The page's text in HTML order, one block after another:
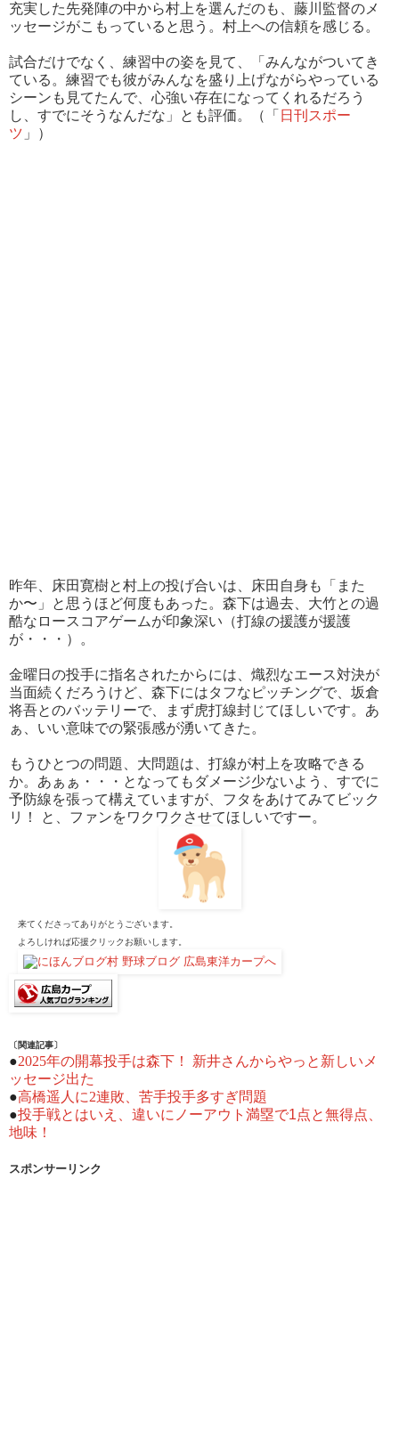
充実した先発陣の中から村上を選んだのも、藤川監督のメ
ッセージがこもっていると思う。村上への信頼を感じる。
試合だけでなく、練習中の姿を見て、「みんながついてき
ている。練習でも彼がみんなを盛り上げながらやっている
シーンも見てたんで、心強い存在になってくれるだろう
し、すでにそうなんだな」とも評価。（「 日刊スポー
ツ 」）
昨年、床田寛樹と村上の投げ合いは、床田自身も「また
か〜」と思うほど何度もあった。森下は過去、大竹との過
酷なロースコアゲームが印象深い（打線の援護が援護
が・・・）。
金曜日の投手に指名されたからには、熾烈なエース対決が
当面続くだろうけど、森下にはタフなピッチングで、坂倉
将吾とのバッテリーで、まず虎打線封じてほしいです。あ
ぁ、いい意味での緊張感が湧いてきた。
もうひとつの問題、大問題は、打線が村上を攻略できる
か。あぁぁ・・・となってもダメージ少ないよう、すでに
予防線を張って構えていますが、フタをあけてみてビック
リ！ と、ファンをワクワクさせてほしいですー。
来てくださってありがとうございます。
よろしければ応援クリックお願いします。
〔関連記事〕
●2025年の開幕投手は森下！ 新井さんからやっと新しいメ
ッセージ出た
●高橋遥人に2連敗、苦手投手多すぎ問題
●投手戦とはいえ、違いにノーアウト満塁で1点と無得点、
地味！
スポンサーリンク